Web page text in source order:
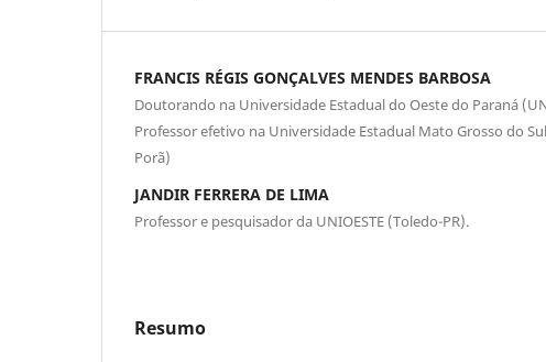
FRANCIS RÉGIS GONÇALVES MENDES BARBOSA
Doutorando na Universidade Estadual do Oeste do Paraná
Professor efetivo na Universidade Estadual Mato Grosso do
Porã)
JANDIR FERRERA DE LIMA
Professor e pesquisador da UNIOESTE (Toledo-PR).
Resumo